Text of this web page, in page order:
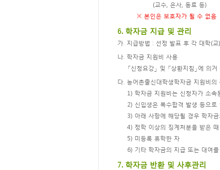
(교수, 은사, 동료 등)
※ 본인은 보호자가 될 수 없음
6. 학자금 지급 및 관리
가. 지급방법 : 선정 발표 후 각 대학(
나. 학자금 지원비 사용
「신청요강」 및 「상환지침」에
다. 농어촌출신대학생학자금 지원비의
1) 학자금 지원비는 신청자가 소
2) 신입생은 복수합격 발생 등으
3) 아래 사항에 해당될 경우 학자
4) 정학 이상의 징계처분을 받은 때
5) 미등록 휴학한 자
6) 기타 학자금의 지급 또는 대여
7. 학자금 반환 및 사후관리